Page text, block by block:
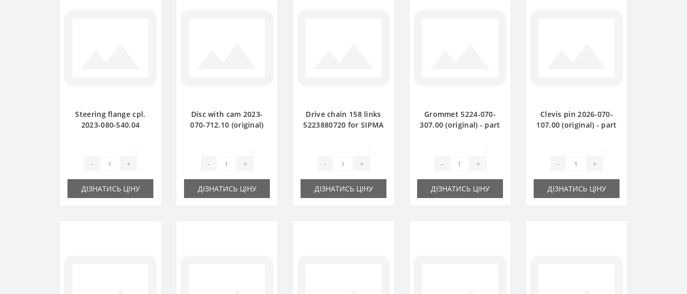
Steering flange cpl.
2023-080-540.04
- +
ДІЗНАТИСЬ ЦІНУ
Disc with cam 2023-
070-712.10 (original)
- +
ДІЗНАТИСЬ ЦІНУ
Drive chain 158 links
5223880720 for SIPMA
- +
ДІЗНАТИСЬ ЦІНУ
Grommet 5224-070-
307.00 (original) - part
- +
ДІЗНАТИСЬ ЦІНУ
Clevis pin 2026-070-
107.00 (original) - part
- +
ДІЗНАТИСЬ ЦІНУ